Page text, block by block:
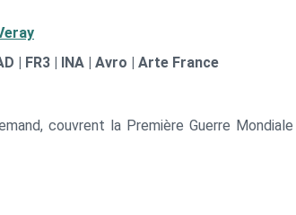
| FR3 | INA | Avro | Arte France
couvrent la Première Guerre